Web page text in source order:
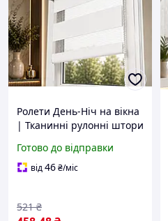
Ролети День-Ніч на вікна
| Тканинні рулонні штори
Ніч | Рольштори |
Ролокасети Білий
Готово до відправки
від46₴/міс
521 ₴